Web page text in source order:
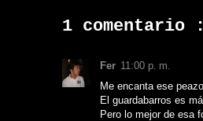
1 comentario :
Fer 11:00 p. m.
Me encanta ese
El guardabarros es
Pero lo mejor de esa